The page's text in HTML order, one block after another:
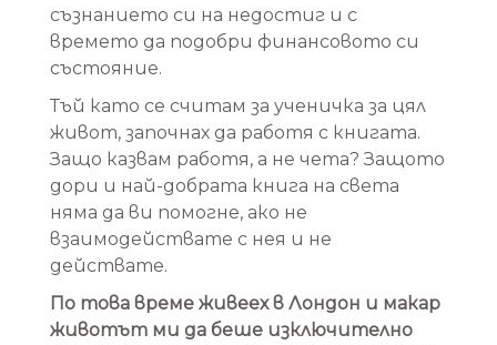
съзнанието си на недостиг и с
времето да подобри финансовото си
състояние.
Тъй като се считам за ученичка за цял
живот, започнах да работя с книгата.
Защо казвам работя, а не чета? Защото
дори и най-добрата книга на света
няма да ви помогне, ако не
взаимодействате с нея и не
действате.
По това време живеех в Лондон и макар
животът ми да беше изключително